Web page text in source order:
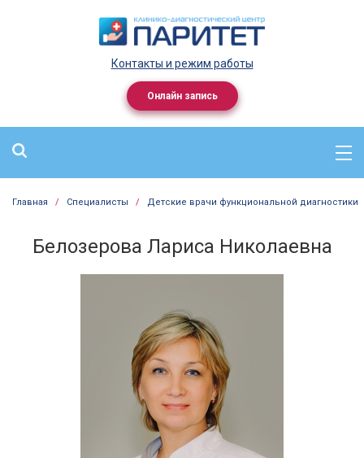
Контакты и режим работы
Онлайн запись
Главная / Специалисты / Детские врачи функциональной диагностики
Белозерова Лариса Николаевна